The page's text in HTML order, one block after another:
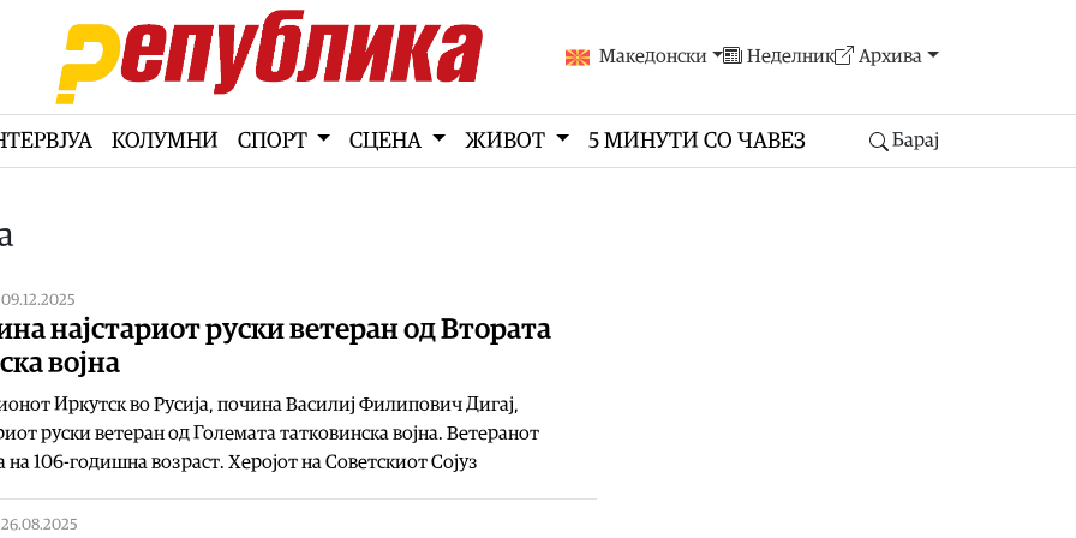
Македонски Неделник Архива
КОЛУМНИ СПОРТ СЦЕНА ЖИВОТ 5 МИНУТИ СО ЧАВЕЗ Барај
09.12.2025
најстариот руски ветеран од Втората
војна
Иркутск во Русија, почина Василиј Филипович Дигај,
руски ветеран од Големата татковинска војна. Ветеранот
на 106-годишна возраст. Херојот на Советскиот Сојуз
26.08.2025